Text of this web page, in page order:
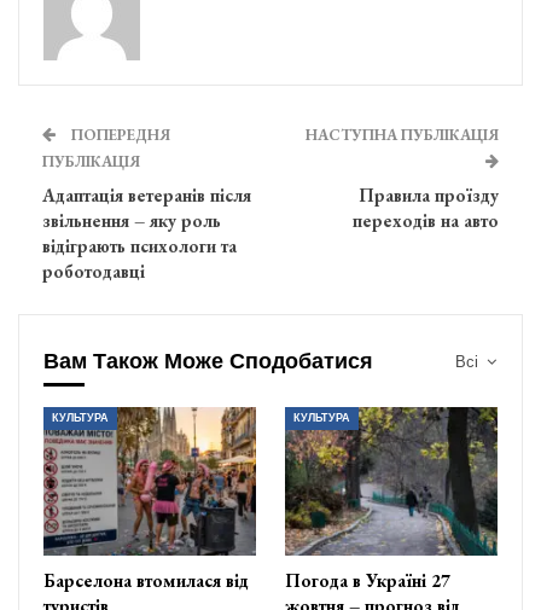
ПОПЕРЕДНЯ
ПУБЛІКАЦІЯ
Адаптація ветеранів після
звільнення – яку роль
відіграють психологи та
роботодавці
НАСТУПНА ПУБЛІКАЦІЯ
Правила проїзду
переходів на авто
Всі
Вам Також Може Сподобатися
КУЛЬТУРА
Барселона втомилася від
КУЛЬТУРА
Погода в Україні 27